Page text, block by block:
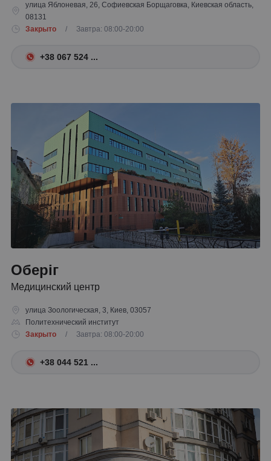
улица Яблоневая, 26, Софиевская Борщаговка, Киевская область,
08131
Закрыто
/ Завтра: 08:00-20:00
+38 067 524 ...
Оберіг
Медицинский центр
улица Зоологическая, 3, Киев, 03057
Политехнический институт
Закрыто
/ Завтра: 08:00-20:00
+38 044 521 ...